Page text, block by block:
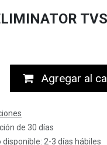
Agregar al
de 30 días
disponible: 2-3 días hábiles